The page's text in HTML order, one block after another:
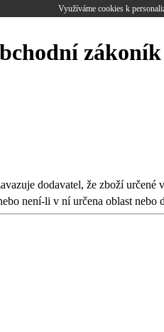
Využíváme cookies k
zákoník
dodavatel, že zboží
není-li v ní určena oblast nebo